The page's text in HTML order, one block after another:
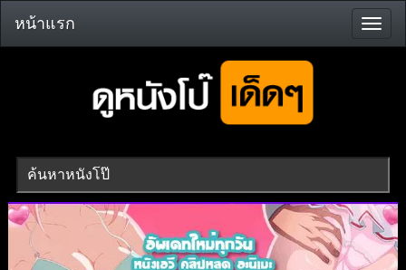
หน้า
แรก
หน้าแรก